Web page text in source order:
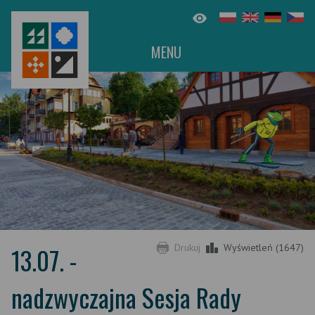
MENU
Drukuj Wyświetleń (1647)
13.07. -
nadzwyczajna Sesja Rady